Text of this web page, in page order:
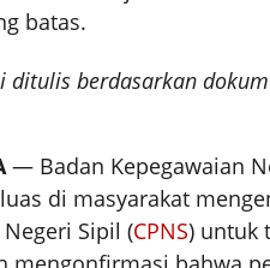
batas.
ditulis berdasarkan
— Badan Kepegawaian
di masyarakat
Sipil (CPNS) untuk